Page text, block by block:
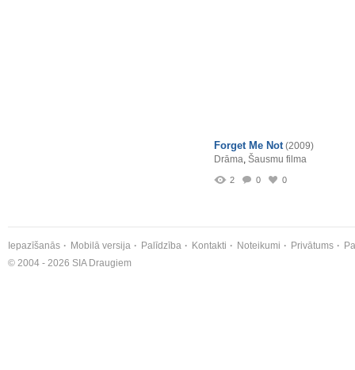
Forget Me Not (2009)
Drāma, Šausmu filma
2 0 0
Iepazīšanās Mobilā versija Palīdzība Kontakti Noteikumi Privātums
© 2004 - 2026 SIA Draugiem